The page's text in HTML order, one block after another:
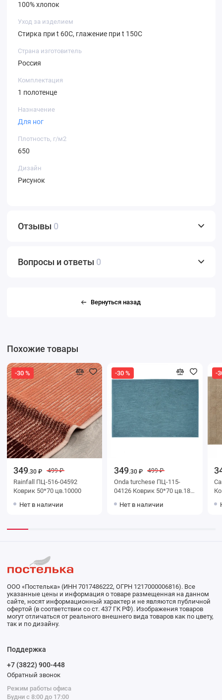
100% хлопок
Уход за изделием
Стирка при t 60С, глажение при t 150С
Страна изготовитель
Россия
Комплектация
1 полотенце
Назначение
Для ног
Плотность, г/м2
650
Дизайн
Рисунок
Отзывы 0
Вопросы и ответы 0
Вернуться назад
Похожие товары
-30 %
349.30 ₽ 499 ₽
Rainfall ПЦ-516-04592
Коврик 50*70 цв.10000
Нет в наличии
-30 %
349.30 ₽ 499 ₽
Onda turchese ПЦ-115-
04126 Коврик 50*70 цв.18-
Нет в наличии
-
ООО «Постелька» (ИНН 7017486222, ОГРН 1217000006816). Все
указанные цены и информация о товаре размещенная на данном
сайте, носят информационный характер и не являются публичной
офертой (в соответствии со ст. 437 ГК РФ). Изображения товаров
могут отличаться от реального внешнего вида товаров как по цвету,
так и по дизайну.
Поддержка
+7 (3822) 900-448
Обратный звонок
Режим работы офиса
Будни с 8:00 до 17:00